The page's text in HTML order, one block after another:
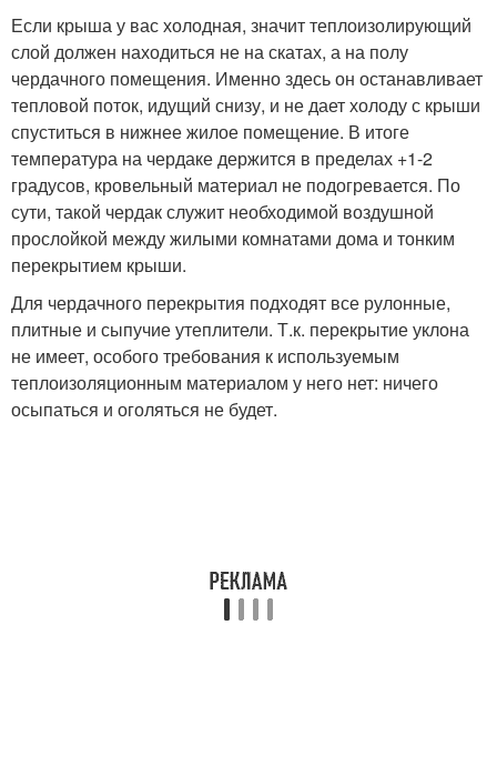
Если крыша у вас холодная, значит теплоизолирующий
слой должен находиться не на скатах, а на полу
чердачного помещения. Именно здесь он останавливает
тепловой поток, идущий снизу, и не дает холоду с крыши
спуститься в нижнее жилое помещение. В итоге
температура на чердаке держится в пределах +1-2
градусов, кровельный материал не подогревается. По
сути, такой чердак служит необходимой воздушной
прослойкой между жилыми комнатами дома и тонким
перекрытием крыши.
Для чердачного перекрытия подходят все рулонные,
плитные и сыпучие утеплители. Т.к. перекрытие уклона
не имеет, особого требования к используемым
теплоизоляционным материалом у него нет: ничего
осыпаться и оголяться не будет.